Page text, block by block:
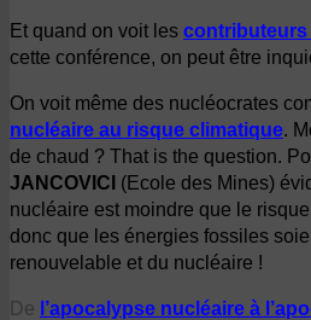
Et quand on voit les contributeurs
cette conférence, on peut être
On voit même des nucléocrates
nucléaire au risque climatique.
de chaud ? That is the question.
JANCOVICI (Ecole des Mines)
nucléaire est moindre que le
donc que les énergies fossiles
renouvelable et du nucléaire !
De l’apocalypse nucléaire à